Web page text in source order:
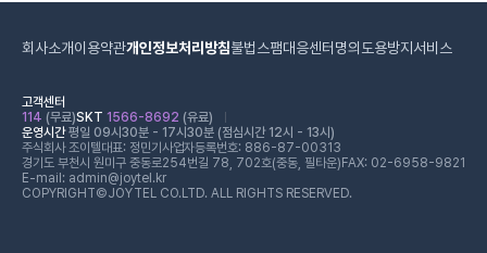
회사소개이용약관개인정보처리방침불법스팸대응센터 명의도용방지서비스
고객센터
114 (무료)SKT 1566-8692 (유료)
운영시간평일 09시30분 - 17시30분 (점심시간 12시 - 13시)
주식회사 조이텔대표: 정민기 사업자등록번호: 886-87-00313
경기도 부천시 원미구 중동로254번길 78, 702호(중동, 필타운) FAX: 02-6958-9821
E-mail: admin@joytel.kr
COPYRIGHT©JOYTEL CO.LTD. ALL RIGHTS RESERVED.